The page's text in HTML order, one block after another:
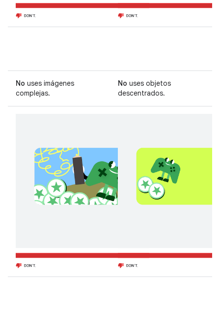
No uses imágenes
complejas.
No uses objetos
descentrados.